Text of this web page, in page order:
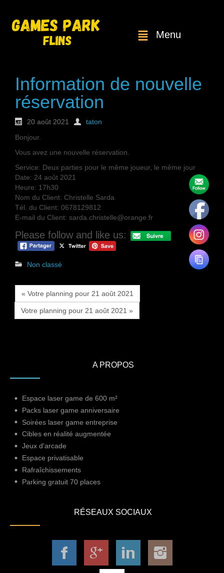
Menu
Information de nouvelle
réservation
20 août 2021
taton
Bonjour.
Vous avez une nouvelle réservation.
Service: Deux parties pour le même joueur, le même jour
Date: 24 août 2021
Heure: 17h30
Nom du Client: Christelle Sarda
Tél. du Client: 0678129812
E-mail du Client: sarda.christelle@orange.fr
Please follow and like us:
Non classé
« Votre planning pour 21 août 2021
Votre planning pour 21 août 2021 »
A PROPOS
Espace laser game de 600 m²
Packs laser game anniversaire
Soirées laser game entreprise
Cibles en réalité augmentée
Jeux d'arcade
Espace privatisable
Rafraîchissements
Parking gratuit 70 places
RÉSEAUX SOCIAUX